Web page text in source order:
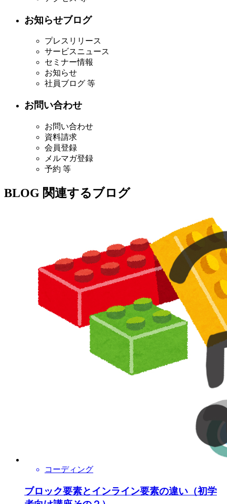
お知らせブログ
プレスリリース
サービスニュース
セミナー情報
お知らせ
社員ブログ 等
お問い合わせ
お問い合わせ
資料請求
会員登録
メルマガ登録
予約 等
BLOG 関連するブログ
コーディング
ブロック要素とインライン要素の違い（初学